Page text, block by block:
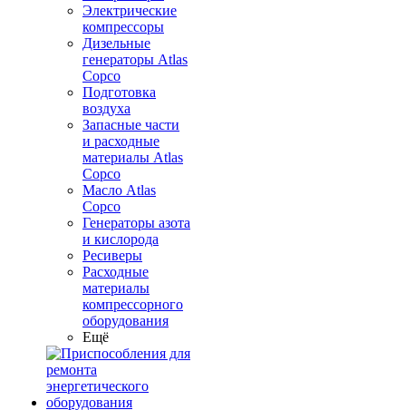
Электрические
компрессоры
Дизельные
генераторы Atlas
Copco
Подготовка
воздуха
Запасные части
и расходные
материалы Atlas
Copco
Масло Atlas
Copco
Генераторы азота
и кислорода
Ресиверы
Расходные
материалы
компрессорного
оборудования
Ещё